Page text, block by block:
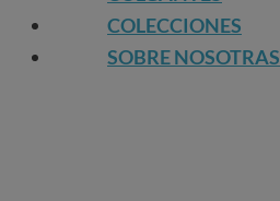
COLECCIONES
SOBRE NOSOTRAS